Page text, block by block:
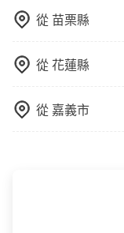
必須乘坐兒童座椅
避免影響行車安
從 苗栗縣
從花蓮縣
從 嘉義市